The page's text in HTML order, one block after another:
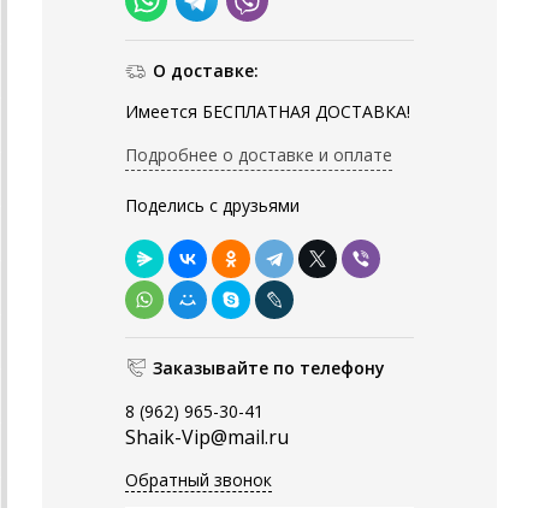
О доставке:
Имеется БЕСПЛАТНАЯ ДОСТАВКА!
Подробнее о доставке и оплате
Поделись с друзьями
Заказывайте по телефону
8 (962) 965-30-41
Shaik-Vip@mail.ru
Обратный звонок